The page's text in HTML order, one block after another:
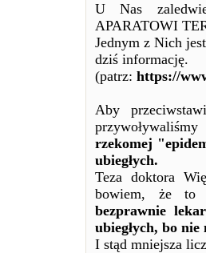
U Nas
APARATOWI
Jednym z Nich
dziś informację.
(patrz: https://
Aby
rzekomej
ubiegłych.
Teza doktora
bowiem, że to
bezprawnie
ubiegłych, bo
I stąd mniejsza